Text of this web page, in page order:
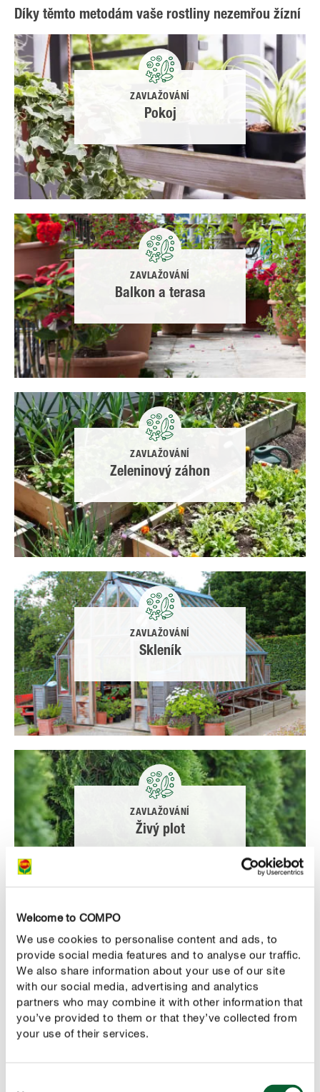
Welcome to COMPO
We use cookies to personalise content and ads, to
provide social media features and to analyse our traffic.
We also share information about your use of our site
with our social media, advertising and analytics
partners who may combine it with other information that
you’ve provided to them or that they’ve collected from
your use of their services.
Díky těmto metodám vaše rostliny nezemřou žízní
ZAVLAŽOVÁNÍ
Pokoj
ZAVLAŽOVÁNÍ
Balkon a terasa
ZAVLAŽOVÁNÍ
Zeleninový záhon
ZAVLAŽOVÁNÍ
Skleník
ZAVLAŽOVÁNÍ
Živý plot
ZAVLAŽOVÁNÍ
Trávník